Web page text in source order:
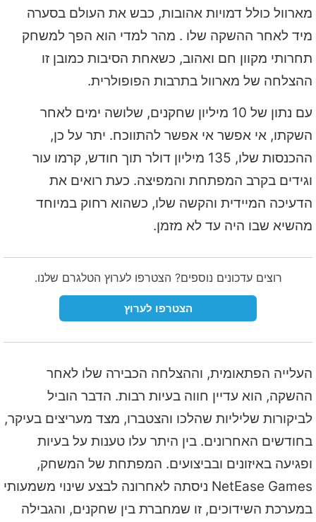
מארוול כולל דמויות אהובות, כבש את העולם בסערה
מיד לאחר ההשקה שלו . מהר למדי הוא הפך למשחק
תחרותי מקוון חם ואהוב, כשאחת הסיבות כמובן זו
ההצלחה של מארוול בתרבות הפופולרית.
עם נתון של 10 מיליון שחקנים, שלושה ימים לאחר
השקתו, אי אפשר אי אפשר להתווכח. יתר על כן,
ההכנסות שלו, 135 מיליון דולר תוך חודש, קרמו עור
וגידים בקרב המפתחת והמפיצה. כעת רואים את
הדעיכה המיידית והקשה שלו, כשהוא רחוק במיוחד
מהשיא שבו היה עד לא מזמן.
רוצים עדכונים נוספים? הצטרפו לערוץ הטלגרם שלנו.
הצטרפו לערוץ
העלייה הפתאומית, וההצלחה הכבירה שלו לאחר
ההשקה, הוא עדיין חווה בעיות רבות. הדבר הוביל
לביקורות שליליות שהלכו והצטברו, מצד מעריצים בעיקר,
בחודשים האחרונים. בין היתר עלו טענות על בעיות
ופגיעה באיזונים ובביצועים. המפתחת של המשחק,
NetEase Games ניסתה לאחרונה לבצע שינוי משמעותי
במערכת השידוכים, זו שמחברת בין שחקנים, והגבילה